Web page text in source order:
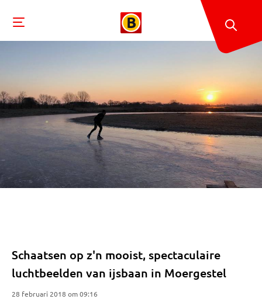
Schaatsen op z'n mooist, spectaculaire
luchtbeelden van ijsbaan in Moergestel
28 februari 2018 om 09:16